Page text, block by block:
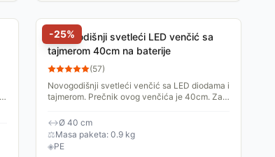
-25%
Novogodišnji svetleći LED venčić sa
tajmerom 40cm na baterije
(57)
Novogodišnji svetleći venčić sa LED diodama i
tajmerom. Prečnik ovog venčića je 40cm. Za
↔Ø 40 cm
⚖Masa paketa: 0.9 kg
◈PE